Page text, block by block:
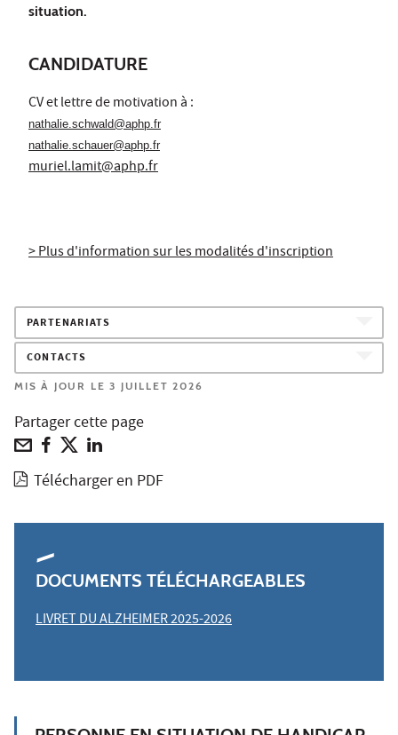
situation.
CANDIDATURE
CV et lettre de motivation à :
nathalie.schwald@aphp.fr
nathalie.schauer@aphp.fr
muriel.lamit@aphp.fr
> Plus d'information sur les modalités d'inscription
PARTENARIATS
CONTACTS
MIS À JOUR LE 3 JUILLET 2026
Partager cette page
Télécharger en PDF
DOCUMENTS TÉLÉCHARGEABLES
LIVRET DU ALZHEIMER 2025-2026